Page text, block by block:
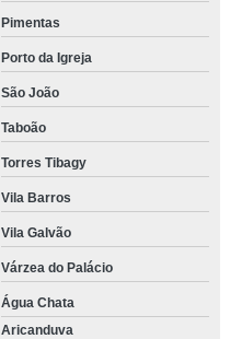
Pimentas
Porto da Igreja
São João
Taboão
Torres Tibagy
Vila Barros
Vila Galvão
Várzea do Palácio
Água Chata
Aricanduva